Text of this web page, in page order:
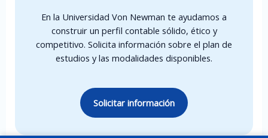
En la Universidad Von Newman te ayudamos a
construir un perfil contable sólido, ético y
competitivo. Solicita información sobre el plan de
estudios y las modalidades disponibles.
Solicitar información